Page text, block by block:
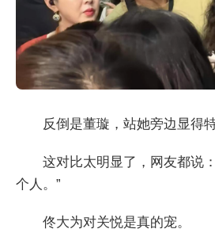
反倒是董璇，站她旁边显得
这对比太明显了，网友都说
个人。”
佟大为对关悦是真的宠。